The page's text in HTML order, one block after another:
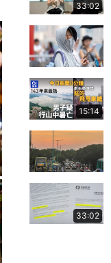
33:02
15:14
33:02